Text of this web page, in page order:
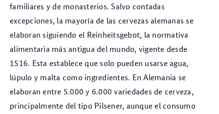
familiares y de monasterios. Salvo contadas
excepciones, la mayoría de las cervezas alemanas se
elaboran siguiendo el Reinheitsgebot, la normativa
alimentaria más antigua del mundo, vigente desde
1516. Esta establece que solo pueden usarse agua,
lúpulo y malta como ingredientes. En Alemania se
elaboran entre 5.000 y 6.000 variedades de cerveza,
principalmente del tipo Pilsener, aunque el consumo